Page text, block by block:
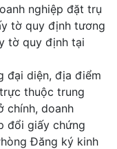
nghiệp đặt trụ
tờ quy định tương
tờ quy định tại
đại diện, địa điểm
thuộc trung
chính, doanh
đổi giấy chứng
Đăng ký kinh